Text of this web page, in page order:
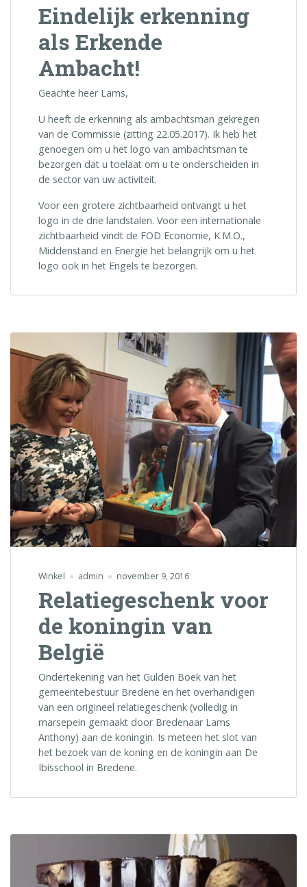
Eindelijk erkenning
als Erkende
Ambacht!
Geachte heer Lams,
U heeft de erkenning als ambachtsman gekregen
van de Commissie (zitting 22.05.2017). Ik heb het
genoegen om u het logo van ambachtsman te
bezorgen dat u toelaat om u te onderscheiden in
de sector van uw activiteit.
Voor een grotere zichtbaarheid ontvangt u het
logo in de drie landstalen. Voor een internationale
zichtbaarheid vindt de FOD Economie, K.M.O.,
Middenstand en Energie het belangrijk om u het
logo ook in het Engels te bezorgen.
Winkel admin november 9, 2016
Relatiegeschenk voor
de koningin van
België
Ondertekening van het Gulden Boek van het
gemeentebestuur Bredene en het overhandigen
van een origineel relatiegeschenk (volledig in
marsepein gemaakt door Bredenaar Lams
Anthony) aan de koningin. Is meteen het slot van
het bezoek van de koning en de koningin aan De
Ibisschool in Bredene.